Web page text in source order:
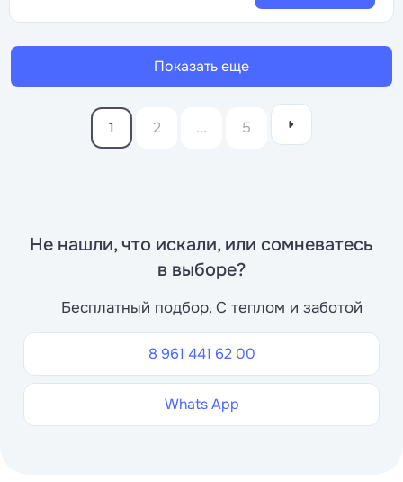
Показать еще
1 2 ... 5
Не нашли, что искали, или сомневатесь
в выборе?
Бесплатный подбор. С теплом и заботой
8 961 441 62 00
Whats App